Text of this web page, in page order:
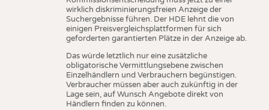
wirklich diskriminierungsfreien Anzeige der
Suchergebnisse führen. Der HDE lehnt die von
einigen Preisvergleichsplattformen für sich
geforderten garantierten Plätze in der Anzeige ab.
Das würde letztlich nur eine zusätzliche
obligatorische Vermittlungsebene zwischen
Einzelhändlern und Verbrauchern begünstigen.
Verbraucher müssen aber auch zukünftig in der
Lage sein, auf Wunsch Angebote direkt von
Händlern finden zu können.